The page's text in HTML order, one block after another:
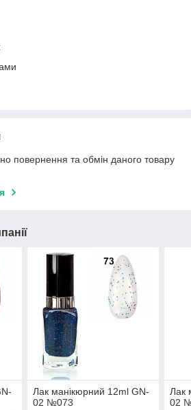
повернення та обмін даного товару
Лак манікюрний 12ml GN-
02 №073
Лак
02